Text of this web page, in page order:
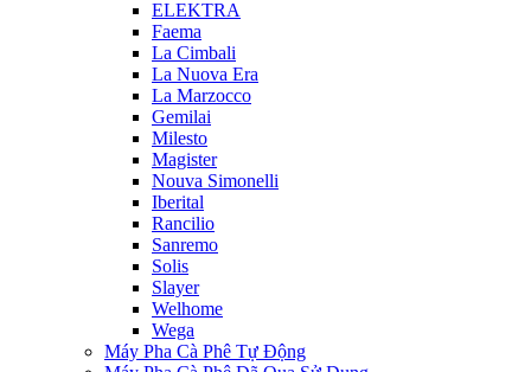
ELEKTRA
Faema
La Cimbali
La Nuova Era
La Marzocco
Gemilai
Milesto
Magister
Nouva Simonelli
Iberital
Rancilio
Sanremo
Solis
Slayer
Welhome
Wega
Máy Pha Cà Phê Tự Động